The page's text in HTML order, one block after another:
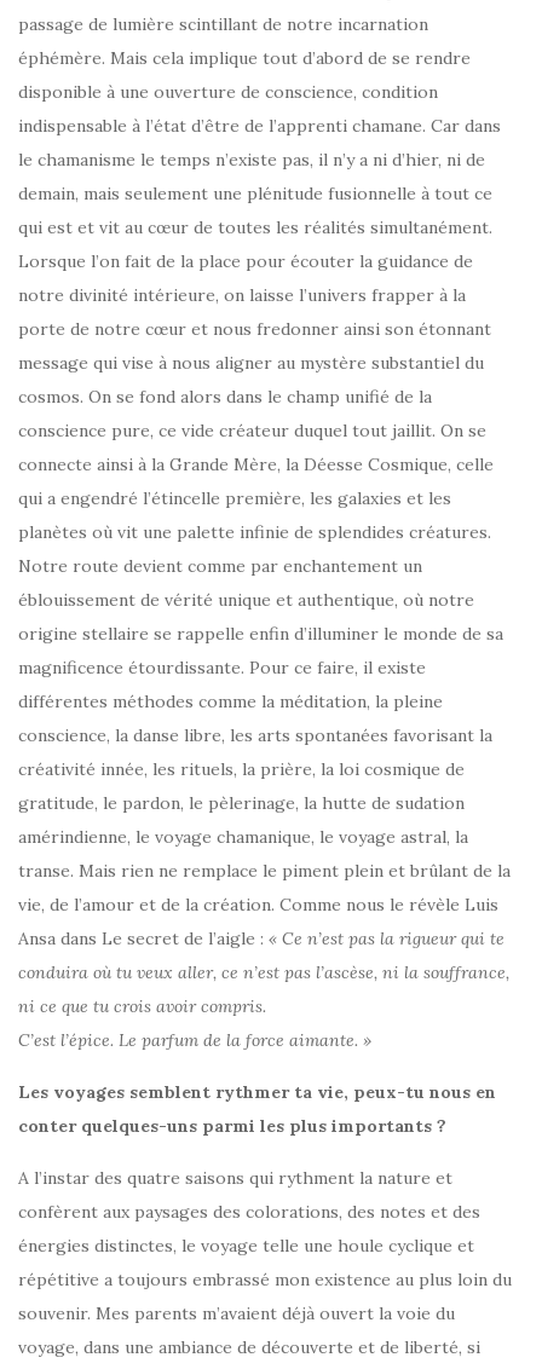
passage de lumière scintillant de notre incarnation
éphémère. Mais cela implique tout d’abord de se rendre
disponible à une ouverture de conscience, condition
indispensable à l’état d’être de l’apprenti chamane. Car dans
le chamanisme le temps n’existe pas, il n’y a ni d’hier, ni de
demain, mais seulement une plénitude fusionnelle à tout ce
qui est et vit au cœur de toutes les réalités simultanément.
Lorsque l’on fait de la place pour écouter la guidance de
notre divinité intérieure, on laisse l’univers frapper à la
porte de notre cœur et nous fredonner ainsi son étonnant
message qui vise à nous aligner au mystère substantiel du
cosmos. On se fond alors dans le champ unifié de la
conscience pure, ce vide créateur duquel tout jaillit. On se
connecte ainsi à la Grande Mère, la Déesse Cosmique, celle
qui a engendré l’étincelle première, les galaxies et les
planètes où vit une palette infinie de splendides créatures.
Notre route devient comme par enchantement un
éblouissement de vérité unique et authentique, où notre
origine stellaire se rappelle enfin d’illuminer le monde de sa
magnificence étourdissante. Pour ce faire, il existe
différentes méthodes comme la méditation, la pleine
conscience, la danse libre, les arts spontanées favorisant la
créativité innée, les rituels, la prière, la loi cosmique de
gratitude, le pardon, le pèlerinage, la hutte de sudation
amérindienne, le voyage chamanique, le voyage astral, la
transe. Mais rien ne remplace le piment plein et brûlant de la
vie, de l’amour et de la création. Comme nous le révèle Luis
Ansa dans Le secret de l’aigle : « Ce n’est pas la rigueur qui te
conduira où tu veux aller, ce n’est pas l’ascèse, ni la souffrance,
ni ce que tu crois avoir compris.
C’est l’épice. Le parfum de la force aimante. »
Les voyages semblent rythmer ta vie, peux-tu nous en
conter quelques-uns parmi les plus importants ?
A l’instar des quatre saisons qui rythment la nature et
confèrent aux paysages des colorations, des notes et des
énergies distinctes, le voyage telle une houle cyclique et
répétitive a toujours embrassé mon existence au plus loin du
souvenir. Mes parents m’avaient déjà ouvert la voie du
voyage, dans une ambiance de découverte et de liberté, si